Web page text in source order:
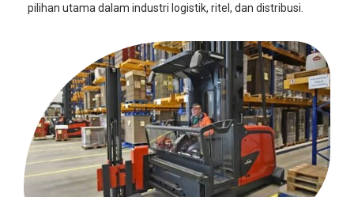
pilihan utama dalam industri logistik, ritel, dan distribusi.